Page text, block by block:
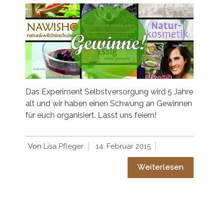
Das Experiment Selbstversorgung wird 5 Jahre
alt und wir haben einen Schwung an Gewinnen
für euch organisiert. Lasst uns feiern!
Von Lisa Pfleger 14. Februar 2015
Weiterlesen